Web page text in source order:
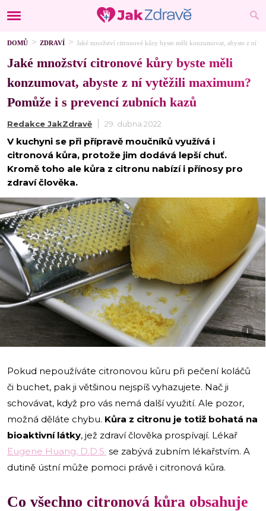
DOMŮ ZDRAVÍ Jaké množství citronové kůry byste měli konzumovat, abyste z ní
Jaké množství citronové kůry byste měli
konzumovat, abyste z ní vytěžili maximum?
Pomůže i s prevencí zubních kazů
Redakce JakZdravě 29. dubna 2022
V kuchyni se při přípravě moučníků využívá i
citronová kůra, protože jim dodává lepší chuť.
Kromě toho ale kůra z citronu nabízí i přínosy pro
zdraví člověka.
i
Pokud nepoužíváte citronovou kůru při pečení koláčů
či buchet, pak ji většinou nejspíš vyhazujete. Nač ji
schovávat, když pro vás nemá další využití. Ale pozor,
možná děláte chybu. Kůra z citronu je totiž bohatá na
bioaktivní látky, jež zdraví člověka prospívají. Lékař
Eugene Huang, D.D.S. se zabývá zubním lékařstvím. A
dutině ústní může pomoci právě i citronová kůra.
Co všechno citronová kůra obsahuje